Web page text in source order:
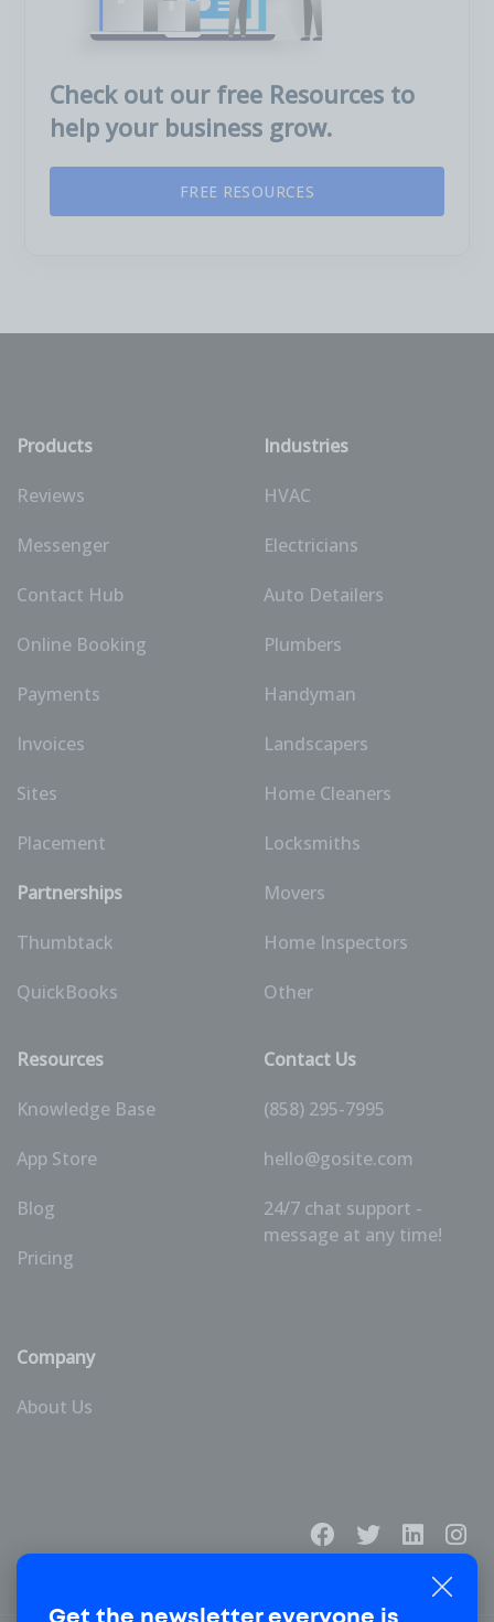
Get the newsletter everyone is
Check out our free Resources to
help your business grow.
FREE RESOURCES
Products
Reviews
Messenger
Contact Hub
Online Booking
Payments
Invoices
Sites
Placement
Partnerships
Thumbtack
QuickBooks
Industries
HVAC
Electricians
Auto Detailers
Plumbers
Handyman
Landscapers
Home Cleaners
Locksmiths
Movers
Home Inspectors
Other
Resources
Knowledge Base
App Store
Blog
Pricing
Company
About Us
Contact Us
(858) 295-7995
hello@gosite.com
24/7 chat support -
message at any time!